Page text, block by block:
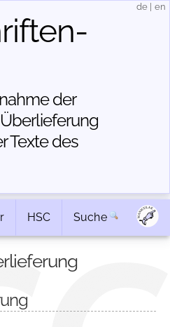
der
Texte des
de en
HSC Suche